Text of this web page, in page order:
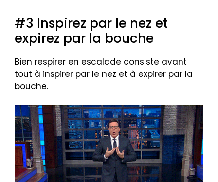
#3 Inspirez par le nez et
expirez par la bouche
Bien respirer en escalade consiste avant
tout à inspirer par le nez et à expirer par la
bouche.